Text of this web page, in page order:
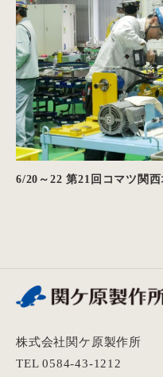
6/20～22 第21回コマツ関
株式会社関ケ原製作所
TEL 0584-43-1212